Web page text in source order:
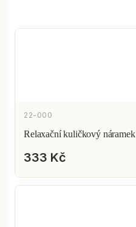
22-000
Relaxační kuličkový náramek
333 Kč